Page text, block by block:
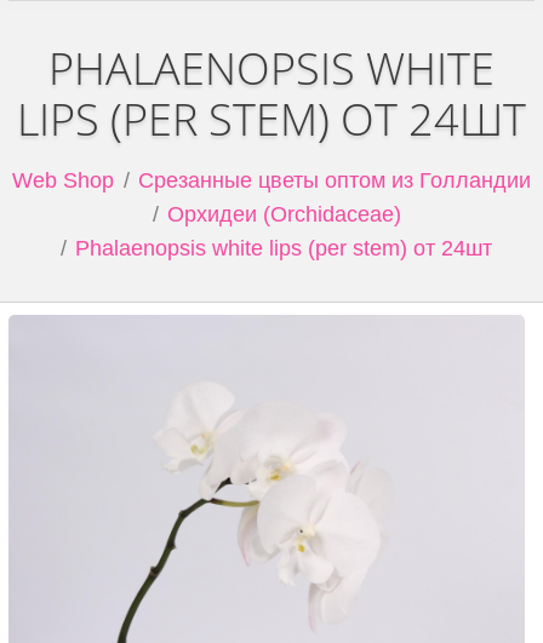
PHALAENOPSIS WHITE
LIPS (PER STEM) ОТ 24ШТ
Web Shop
Срезанные цветы оптом из Голландии
Орхидеи (Orchidaceae)
Phalaenopsis white lips (per stem) от 24шт